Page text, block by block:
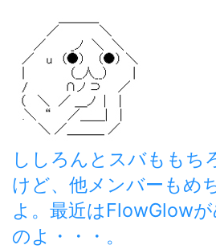
ししろんとスバももち
けど、他メンバーもめ
よ。最近はFlowGlow
のよ・・・。